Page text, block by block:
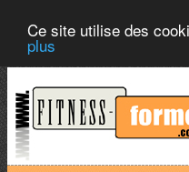
Ce site utilise des
plus